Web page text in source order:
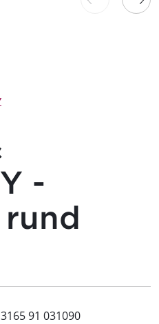
-
rund
91 031090